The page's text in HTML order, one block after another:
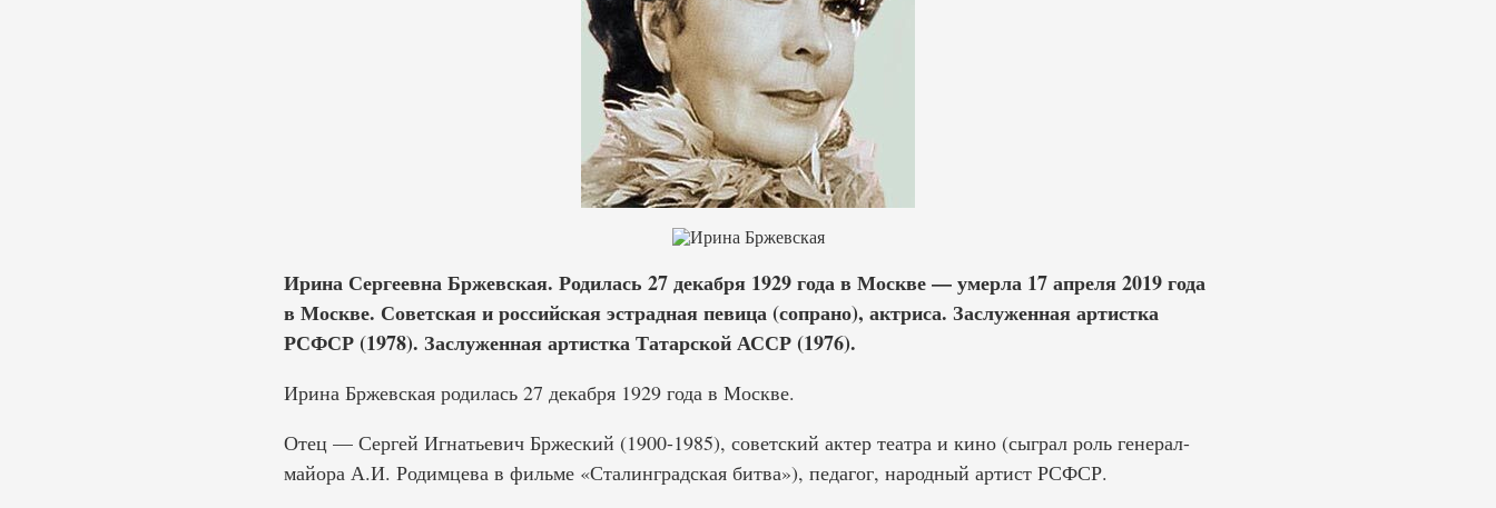
Ирина Сергеевна Бржевская. Родилась 27 декабря 1929 года в Москве — умерла 17 апреля 2019 года
в Москве. Советская и российская эстрадная певица (сопрано), актриса. Заслуженная артистка
РСФСР (1978). Заслуженная артистка Татарской АССР (1976).
Ирина Бржевская родилась 27 декабря 1929 года в Москве.
Отец — Сергей Игнатьевич Бржеский (1900-1985), советский актер театра и кино (сыграл роль генерал-
майора А.И. Родимцева в фильме «Сталинградская битва»), педагог, народный артист РСФСР.